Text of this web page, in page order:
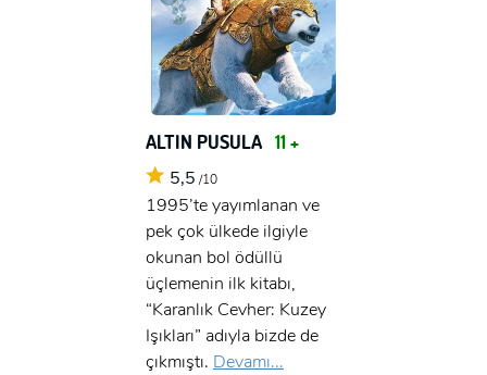
ALTIN PUSULA 11 +
5,5 /10
1995’te yayımlanan ve
pek çok ülkede ilgiyle
okunan bol ödüllü
üçlemenin ilk kitabı,
“Karanlık Cevher: Kuzey
Işıkları” adıyla bizde de
çıkmıştı. Devamı...